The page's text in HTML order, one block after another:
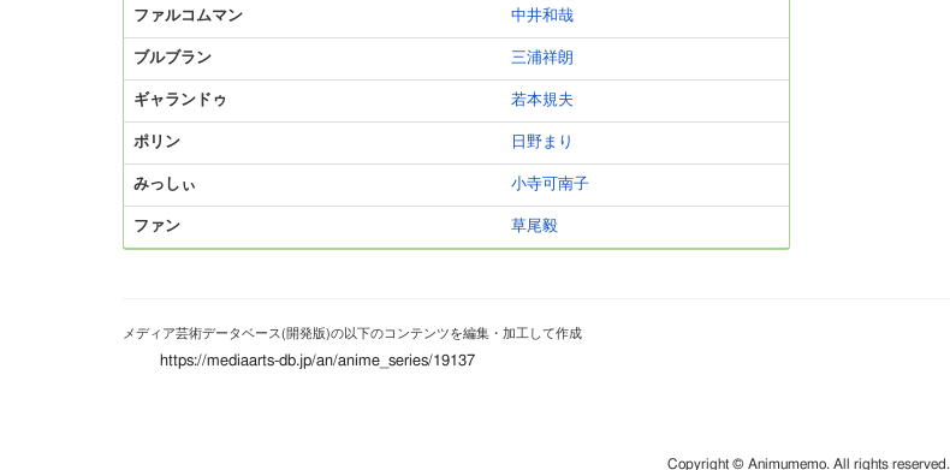
ファルコムマン 中井和哉
ブルブラン 三浦祥朗
ギャランドゥ 若本規夫
ポリン 日野まり
みっしぃ 小寺可南子
ファン 草尾毅
メディア芸術データベース(開発版)の以下のコンテンツを編集・加工して作成
https://mediaarts-db.jp/an/anime_series/19137
Copyright © Animumemo. All rights reserved.